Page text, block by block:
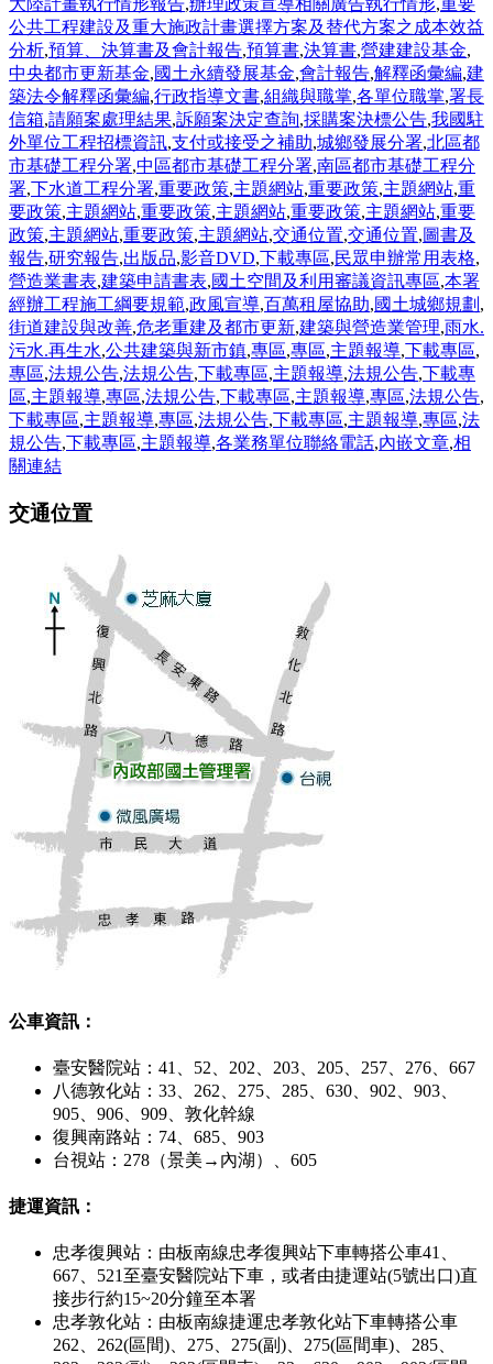
公共工程建設及重大施政計畫選擇方案及替代方案之成本效益
分析,預算、決算書及會計報告,預算書,決算書,營建建設基金,
中央都市更新基金,國土永續發展基金,會計報告,解釋函彙編,建
築法令解釋函彙編,行政指導文書,組織與職掌,各單位職掌,署長
信箱,請願案處理結果,訴願案決定查詢,採購案決標公告,我國駐
外單位工程招標資訊,支付或接受之補助,城鄉發展分署,北區都
市基礎工程分署,中區都市基礎工程分署,南區都市基礎工程分
署,下水道工程分署,重要政策,主題網站,重要政策,主題網站,重
要政策,主題網站,重要政策,主題網站,重要政策,主題網站,重要
政策,主題網站,重要政策,主題網站,交通位置,交通位置,圖書及
報告,研究報告,出版品,影音DVD,下載專區,民眾申辦常用表格,
營造業書表,建築申請書表,國土空間及利用審議資訊專區,本署
經辦工程施工綱要規範,政風宣導,百萬租屋協助,國土城鄉規劃 ,
街道建設與改善,危老重建及都市更新,建築與營造業管理,雨水.
污水.再生水,公共建築與新市鎮,專區,專區,主題報導,下載專區,
專區,法規公告,法規公告,下載專區,主題報導,法規公告,下載專
區,主題報導,專區,法規公告,下載專區,主題報導,專區,法規公告,
下載專區,主題報導,專區,法規公告,下載專區,主題報導,專區,法
規公告,下載專區,主題報導,各業務單位聯絡電話,內嵌文章,相
關連結
交通位置
公車資訊：
臺安醫院站：41、52、202、203、205、257、276、667
八德敦化站：33、262、275、285、630、902、903、
905、906、909、敦化幹線
復興南路站：74、685、903
台視站：278（景美→內湖）、605
捷運資訊：
忠孝復興站：由板南線忠孝復興站下車轉搭公車41、
667、521至臺安醫院站下車，或者由捷運站(5號出口)直
接步行約15~20分鐘至本署
忠孝敦化站：由板南線捷運忠孝敦化站下車轉搭公車
262、262(區間)、275、275(副)、275(區間車)、285、